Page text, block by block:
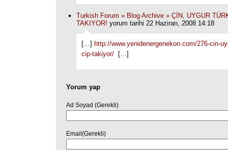
Turkish Forum » Blog Archive » ÇİN, UYGUR
TAKIYOR! yorum tarihi 22 Haziran, 2008 14:18
[…] http://www.yenidenergenekon.com/276-cin-
cip-takiyor/
[…]
Yorum yap
Ad Soyad (Gerekli)
Email(Gerekli)